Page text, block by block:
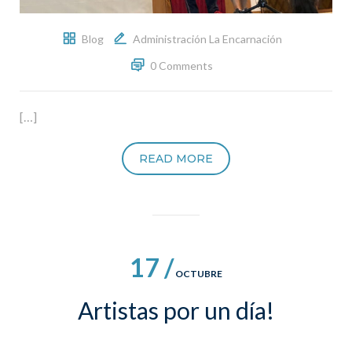
Blog
Administración La Encarnación
0 Comments
[…]
READ MORE
17 / OCTUBRE
Artistas por un día!